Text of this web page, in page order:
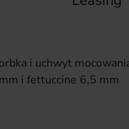
i uchwyt
i fettuccine 6,5 mm